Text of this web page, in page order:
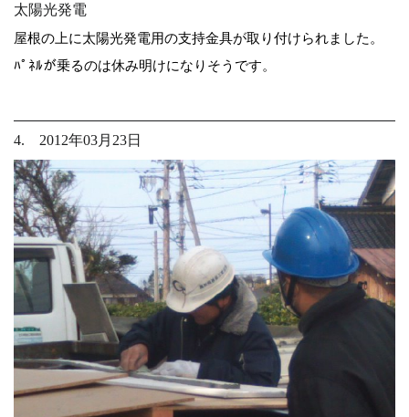
太陽光発電
屋根の上に太陽光発電用の支持金具が取り付けられました。
ﾊﾟﾈﾙが乗るのは休み明けになりそうです。
4. 2012年03月23日